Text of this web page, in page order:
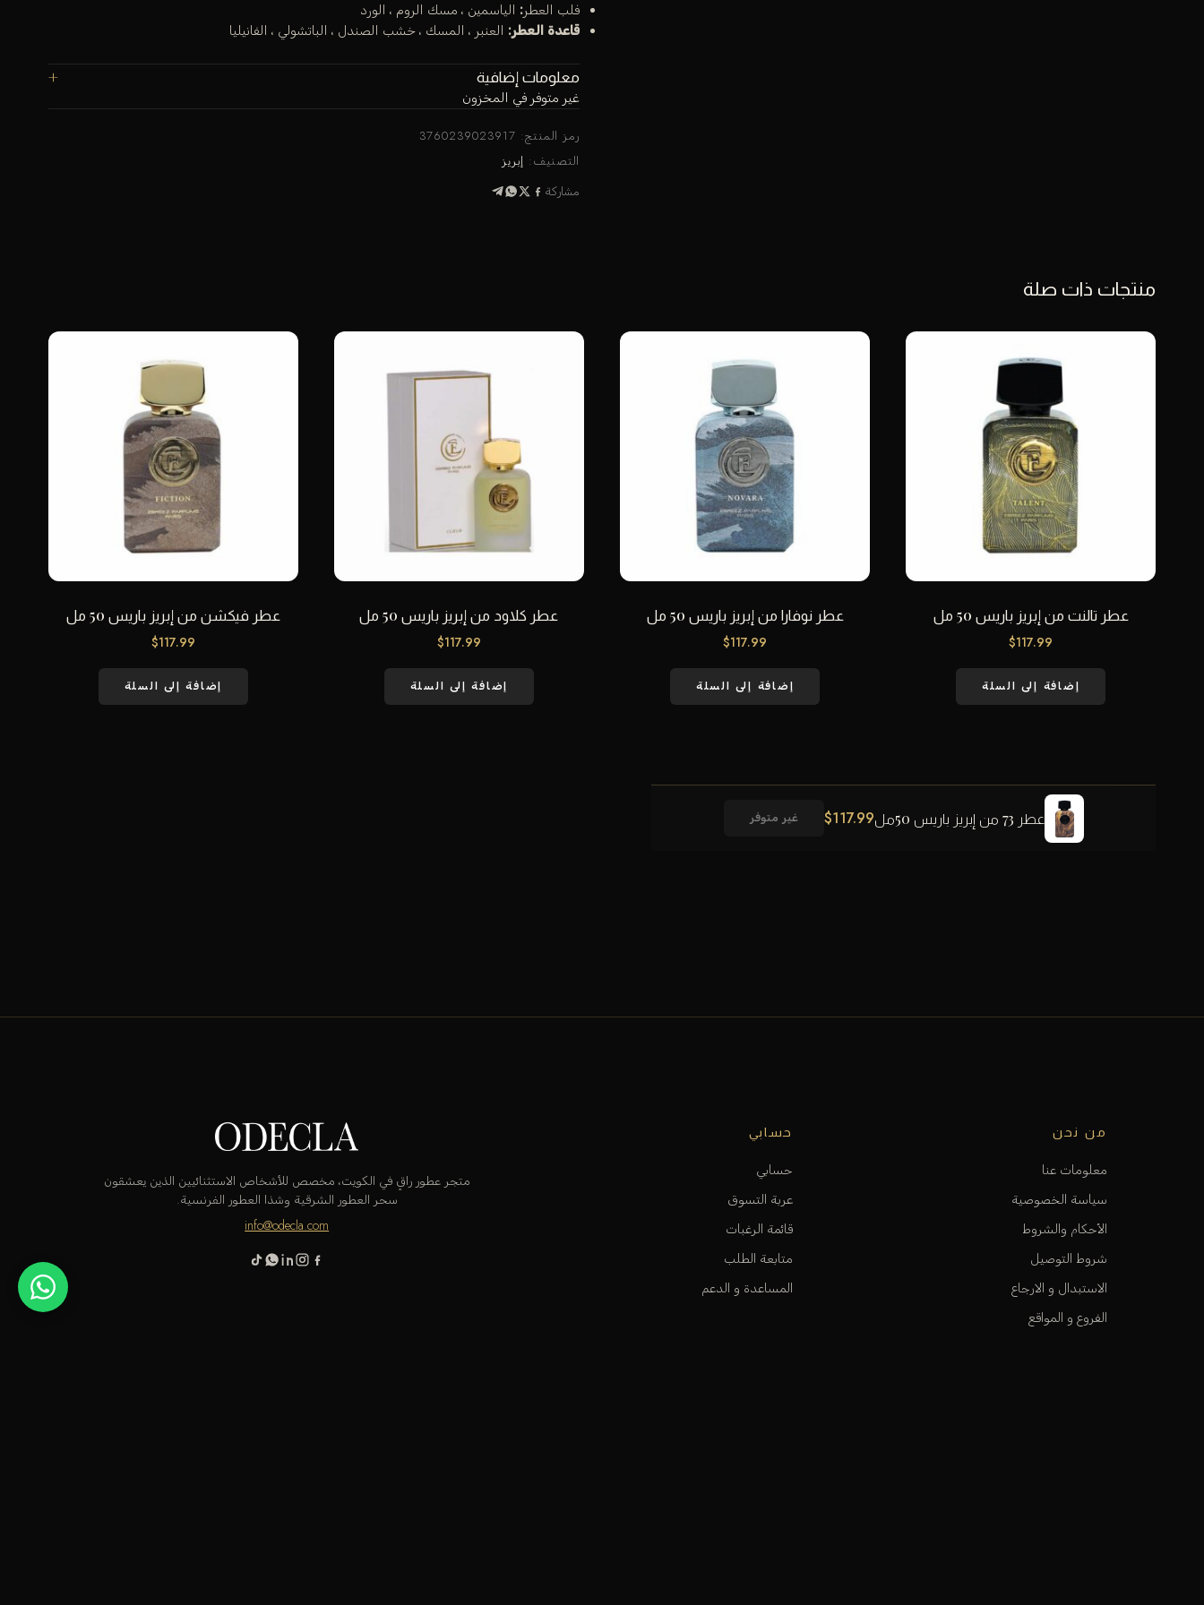
فلب العطر: الياسمين ، مسك الروم ، الورد
قاعدة العطر: العنبر ، المسك ، خشب الصندل ، الباتشولي ، الفانيليا
معلومات إضافية
غير متوفر في المخزون
رمز المنتج: 3760239023917
التصنيف: إبريز
مشاركة
منتجات ذات صلة
عطر تالنت من إبريز باريس 50 مل
$117.99
إضافة إلى السلة
عطر نوفارا من إبريز باريس 50 مل
$117.99
إضافة إلى السلة
عطر كلاود من إبريز باريس 50 مل
$117.99
إضافة إلى السلة
عطر فيكشن من إبريز باريس 50 مل
$117.99
إضافة إلى السلة
عطر 73 من إبريز باريس 50مل $117.99 غير متوفر
من نحن
معلومات عنا
سياسة الخصوصية
الأحكام والشروط
شروط التوصيل
الاستبدال و الارجاع
الفروع و المواقع
حسابي
حسابي
عربة التسوق
قائمة الرغبات
متابعة الطلب
المساعدة و الدعم
متجر عطور راقٍ في الكويت، مخصص للأشخاص الاستثنائيين الذين يعشقون
سحر العطور الشرقية وشذا العطور الفرنسية.
info@odecla.com